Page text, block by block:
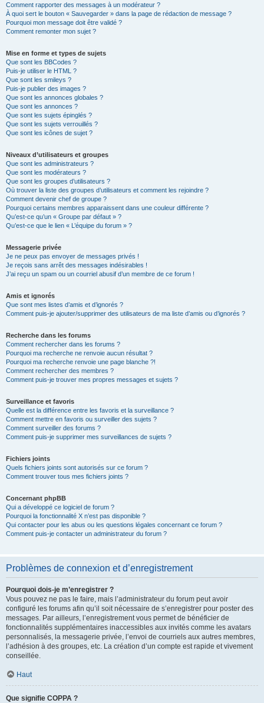
Comment rapporter des messages à un modérateur ?
À quoi sert le bouton « Sauvegarder » dans la page de rédaction de message ?
Pourquoi mon message doit être validé ?
Comment remonter mon sujet ?
Mise en forme et types de sujets
Que sont les BBCodes ?
Puis-je utiliser le HTML ?
Que sont les smileys ?
Puis-je publier des images ?
Que sont les annonces globales ?
Que sont les annonces ?
Que sont les sujets épinglés ?
Que sont les sujets verrouillés ?
Que sont les icônes de sujet ?
Niveaux d’utilisateurs et groupes
Que sont les administrateurs ?
Que sont les modérateurs ?
Que sont les groupes d’utilisateurs ?
Où trouver la liste des groupes d’utilisateurs et comment les rejoindre ?
Comment devenir chef de groupe ?
Pourquoi certains membres apparaissent dans une couleur différente ?
Qu’est-ce qu’un « Groupe par défaut » ?
Qu’est-ce que le lien « L’équipe du forum » ?
Messagerie privée
Je ne peux pas envoyer de messages privés !
Je reçois sans arrêt des messages indésirables !
J’ai reçu un spam ou un courriel abusif d’un membre de ce forum !
Amis et ignorés
Que sont mes listes d’amis et d’ignorés ?
Comment puis-je ajouter/supprimer des utilisateurs de ma liste d’amis ou d’ignorés ?
Recherche dans les forums
Comment rechercher dans les forums ?
Pourquoi ma recherche ne renvoie aucun résultat ?
Pourquoi ma recherche renvoie une page blanche ?!
Comment rechercher des membres ?
Comment puis-je trouver mes propres messages et sujets ?
Surveillance et favoris
Quelle est la différence entre les favoris et la surveillance ?
Comment mettre en favoris ou surveiller des sujets ?
Comment surveiller des forums ?
Comment puis-je supprimer mes surveillances de sujets ?
Fichiers joints
Quels fichiers joints sont autorisés sur ce forum ?
Comment trouver tous mes fichiers joints ?
Concernant phpBB
Qui a développé ce logiciel de forum ?
Pourquoi la fonctionnalité X n’est pas disponible ?
Qui contacter pour les abus ou les questions légales concernant ce forum ?
Comment puis-je contacter un administrateur du forum ?
Problèmes de connexion et d’enregistrement
Pourquoi dois-je m’enregistrer ?
Vous pouvez ne pas le faire, mais l’administrateur du forum peut avoir
configuré les forums afin qu’il soit nécessaire de s’enregistrer pour poster des
messages. Par ailleurs, l’enregistrement vous permet de bénéficier de
fonctionnalités supplémentaires inaccessibles aux invités comme les avatars
personnalisés, la messagerie privée, l’envoi de courriels aux autres membres,
l’adhésion à des groupes, etc. La création d’un compte est rapide et vivement
conseillée.
Haut
Que signifie COPPA ?